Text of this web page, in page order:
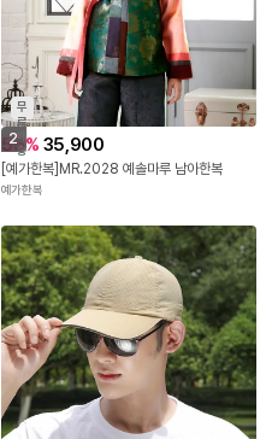
2
무
료
배
송
55% 35,900
[예가한복]MR.2028 예솔마루 남아한복
예가한복